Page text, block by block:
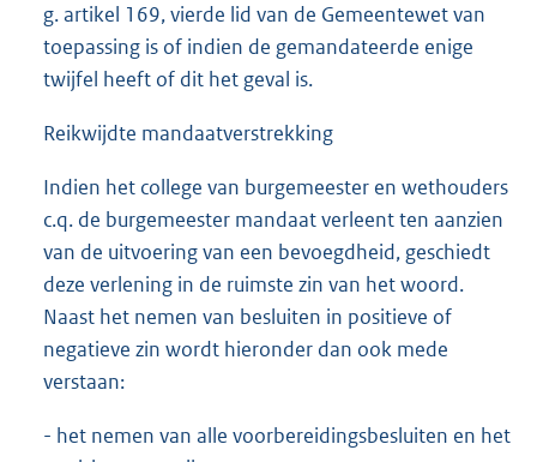
g. artikel 169, vierde lid van de Gemeentewet van
toepassing is of indien de gemandateerde enige
twijfel heeft of dit het geval is.
Reikwijdte mandaatverstrekking
Indien het college van burgemeester en wethouders
c.q. de burgemeester mandaat verleent ten aanzien
van de uitvoering van een bevoegdheid, geschiedt
deze verlening in de ruimste zin van het woord.
Naast het nemen van besluiten in positieve of
negatieve zin wordt hieronder dan ook mede
verstaan:
- het nemen van alle voorbereidingsbesluiten en het